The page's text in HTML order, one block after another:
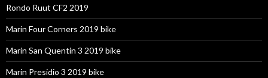
Rondo Ruut CF2 2019
Marin Four Corners 2019 bike
Marin San Quentin 3 2019 bike
Marin Presidio 3 2019 bike